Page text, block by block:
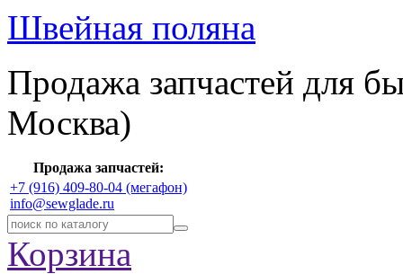
Швейная поляна
Продажа запчастей для
Москва)
Продажа запчастей:
+7 (916) 409-80-04 (мегафон)
info@sewglade.ru
Корзина